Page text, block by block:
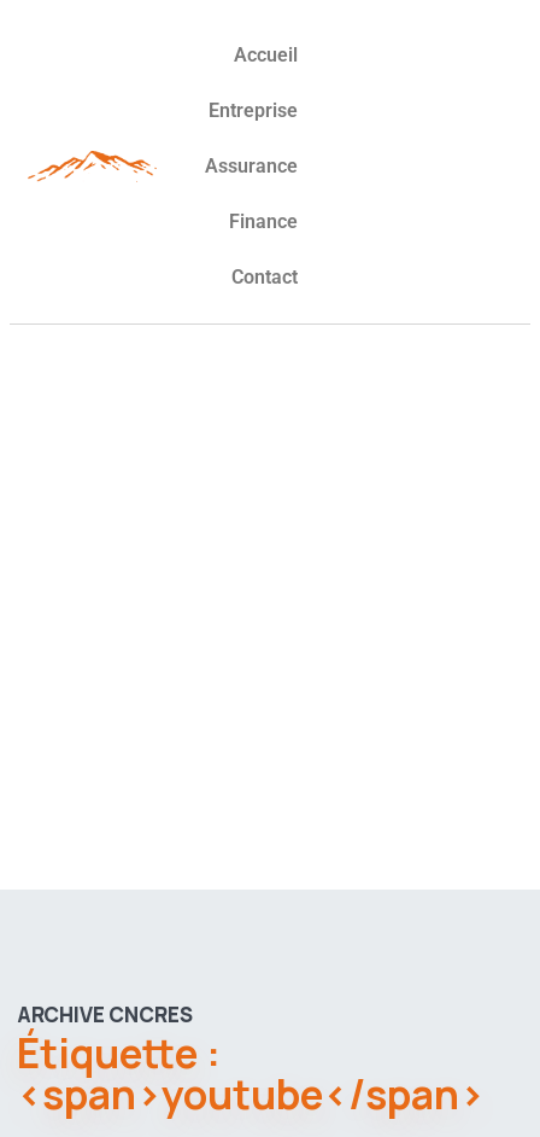
Accueil
Entreprise
Assurance
Finance
Contact
ARCHIVE CNCRES
Étiquette :
<span>youtube</span>